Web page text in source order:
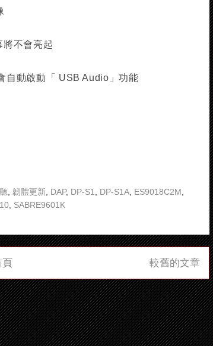
將不會亮起
自動啟動「 USB Audio」功能
韌體更新 DAP, DP-S1 DP-S1A ES9018C2M
SABRE9601K
較舊的文章
頁